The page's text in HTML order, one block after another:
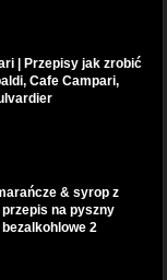
| Przepisy jak zrobić
Cafe Campari,
& syrop z
na pyszny
2